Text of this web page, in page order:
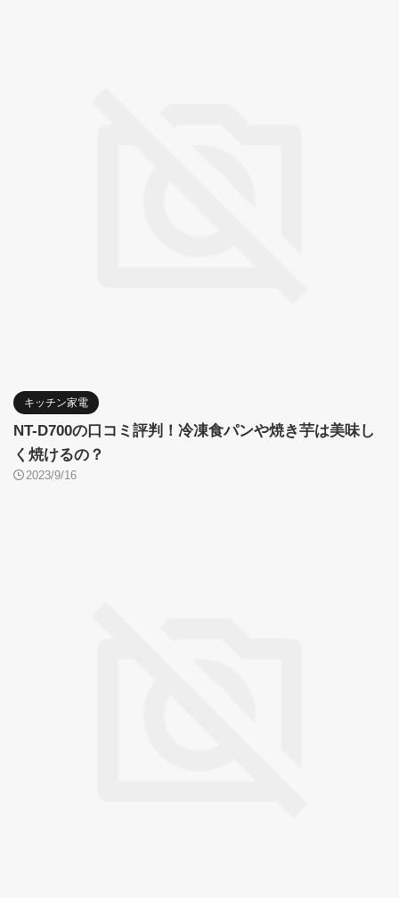
キッチン家電
NT-D700の口コミ評判！冷凍食パンや焼き芋は美味し
く焼けるの？
2023/9/16